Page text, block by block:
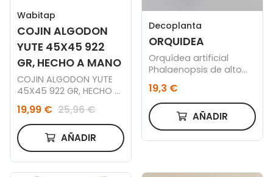
Wabitap
COJIN ALGODON
YUTE 45X45 922
GR, HECHO A MANO
COJIN ALGODON YUTE
45X45 922 GR, HECHO A
19,99 € 25,96 €
AÑADIR
Decoplanta
ORQUIDEA
Orquídea artificial
Phalaenopsis de alto
19,3 €
AÑADIR